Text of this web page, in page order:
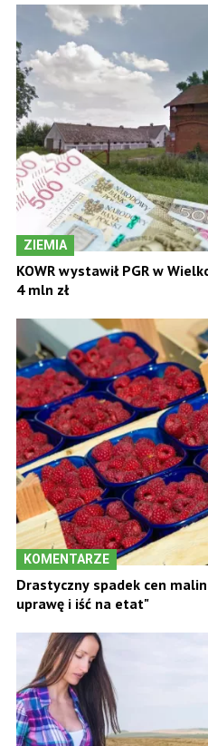
ZIEMIA
KOWR wystawił PGR w
4 mln zł
KOMENTARZE
Drastyczny spadek cen
uprawę i iść na etat"